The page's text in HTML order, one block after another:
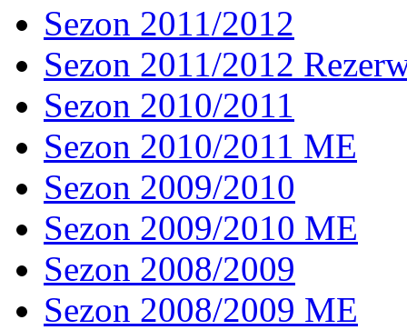
Sezon 2011/2012
Sezon 2011/2012
Sezon 2010/2011
Sezon 2010/2011 ME
Sezon 2009/2010
Sezon 2009/2010 ME
Sezon 2008/2009
Sezon 2008/2009 ME